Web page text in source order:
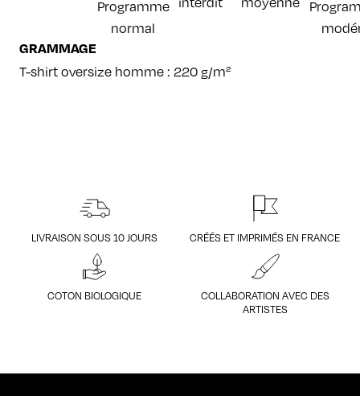
GRAMMAGE
T-shirt oversize homme : 220 g/m²
LIVRAISON SOUS 10 JOURS CRÉÉS ET IMPRIMÉS EN FRANCE
COTON BIOLOGIQUE
COLLABORATION AVEC DES
ARTISTES